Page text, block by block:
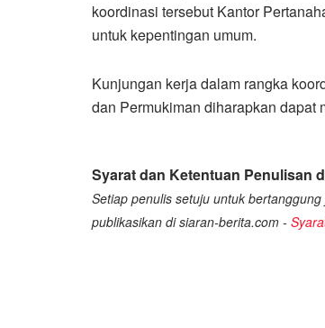
koordinasi tersebut Kantor
untuk kepentingan umum.
Kunjungan kerja dalam rangka
dan Permukiman diharapkan dapat
Syarat dan Ketentuan Penulisan
Setiap penulis setuju untuk
publikasikan di siaran-berita.com -